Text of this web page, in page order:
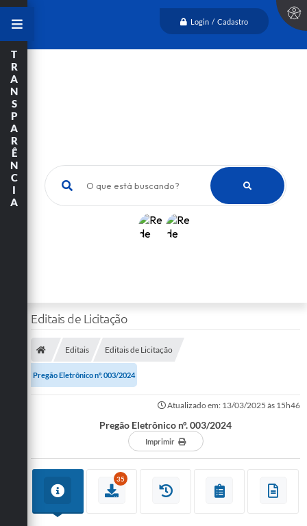
Login / Cadastro
O que está buscando?
T
R
A
N
S
P
A
R
Ê
N
C
I
A
Editais de Licitação
Editais Editais de Licitação
Pregão Eletrônico nº. 003/2024
Atualizado em: 13/03/2025 às 15h46
Pregão Eletrônico nº. 003/2024
Imprimir
35